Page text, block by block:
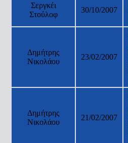
Σεργκέι
Στούλοφ
30/10/2007
Δημήτρης
Νικολάου
23/02/2007
Δημήτρης
Νικολάου
21/02/2007